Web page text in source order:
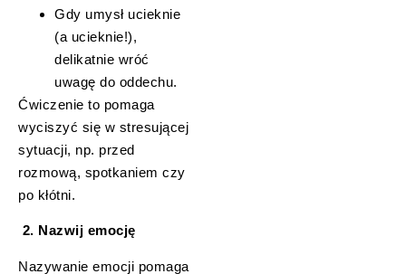
Gdy umysł ucieknie
(a ucieknie!),
delikatnie wróć
uwagę do oddechu.
Ćwiczenie to pomaga
wyciszyć się w stresującej
sytuacji, np. przed
rozmową, spotkaniem czy
po kłótni.
2. Nazwij emocję
Nazywanie emocji pomaga